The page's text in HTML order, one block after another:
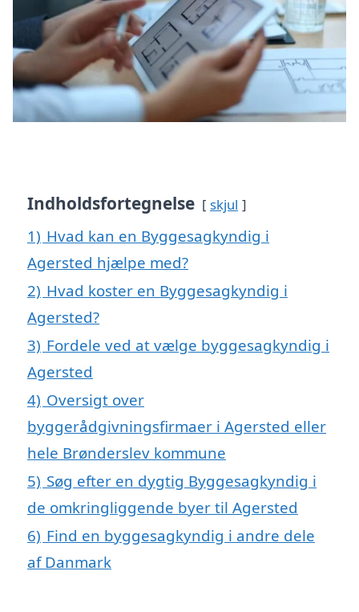
Indholdsfortegnelse skjul
1) Hvad kan en Byggesagkyndig i
Agersted hjælpe med?
2) Hvad koster en Byggesagkyndig i
Agersted?
3) Fordele ved at vælge byggesagkyndig i
Agersted
4) Oversigt over
byggerådgivningsfirmaer i Agersted eller
hele Brønderslev kommune
5) Søg efter en dygtig Byggesagkyndig i
de omkringliggende byer til Agersted
6) Find en byggesagkyndig i andre dele
af Danmark